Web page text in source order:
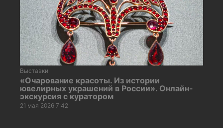
Выставки
«Очарование красоты. Из истории
ювелирных украшений в России». Онлайн-
экскурсия с куратором
21 мая 2026 7:42